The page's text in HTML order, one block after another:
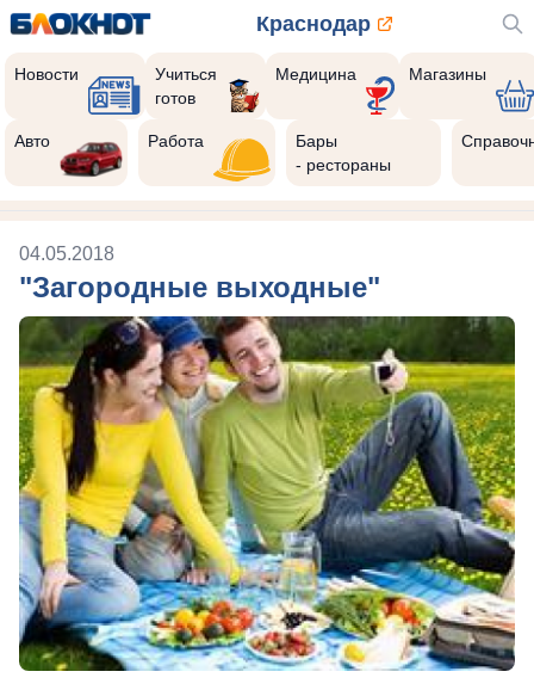
Краснодар
Новости
Учиться
готов
Медицина Магазины
Авто Работа
Бары
- рестораны
04.05.2018
"Загородные выходные"